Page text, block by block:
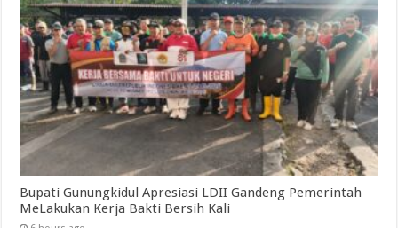
Bupati Gunungkidul Apresiasi LDII Gandeng Pemerintah
MeLakukan Kerja Bakti Bersih Kali ‎